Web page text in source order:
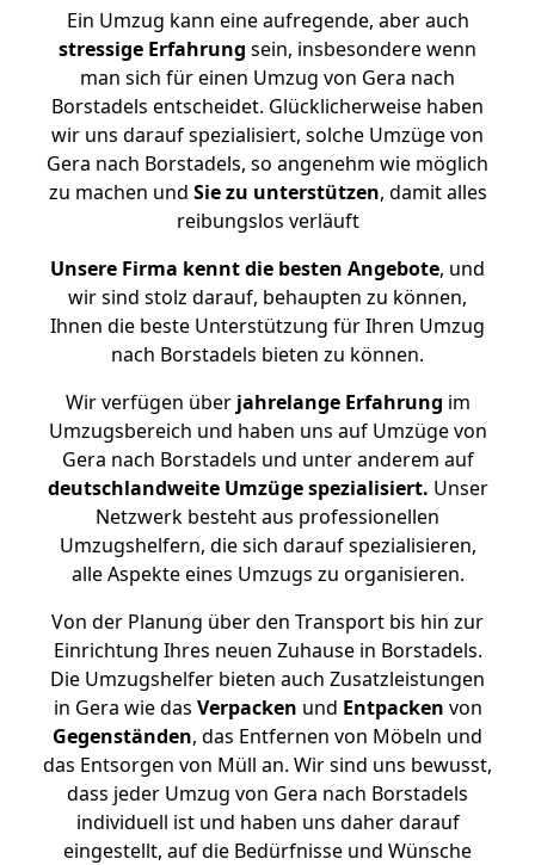
Ein Umzug kann eine aufregende, aber auch
stressige Erfahrung sein, insbesondere wenn
man sich für einen Umzug von Gera nach
Borstadels entscheidet. Glücklicherweise haben
wir uns darauf spezialisiert, solche Umzüge von
Gera nach Borstadels, so angenehm wie möglich
zu machen und Sie zu unterstützen, damit alles
reibungslos verläuft
Unsere Firma kennt die besten Angebote, und
wir sind stolz darauf, behaupten zu können,
Ihnen die beste Unterstützung für Ihren Umzug
nach Borstadels bieten zu können.
Wir verfügen überjahrelange Erfahrung im
Umzugsbereich und haben uns auf Umzüge von
Gera nach Borstadels und unter anderem auf
deutschlandweite Umzüge spezialisiert. Unser
Netzwerk besteht aus professionellen
Umzugshelfern, die sich darauf spezialisieren,
alle Aspekte eines Umzugs zu organisieren.
Von der Planung über den Transport bis hin zur
Einrichtung Ihres neuen Zuhause in Borstadels.
Die Umzugshelfer bieten auch Zusatzleistungen
in Gera wie das Verpacken und Entpacken von
Gegenständen, das Entfernen von Möbeln und
das Entsorgen von Müll an. Wir sind uns bewusst,
dass jeder Umzug von Gera nach Borstadels
individuell ist und haben uns daher darauf
eingestellt, auf die Bedürfnisse und Wünsche